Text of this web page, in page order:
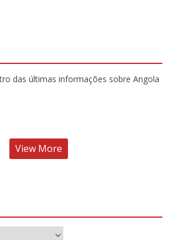
das últimas informações sobre Angola
View More